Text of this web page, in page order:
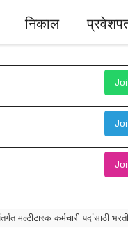
निकाल
मल्टीटास्क कर्मचारी पदांसाठी भरती